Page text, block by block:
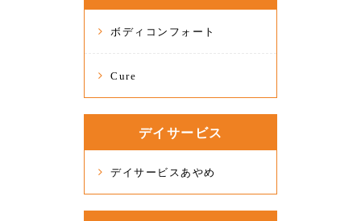
ボディコンフォート
Cure
デイサービス
デイサービスあやめ